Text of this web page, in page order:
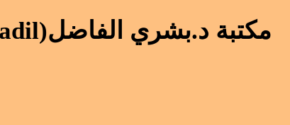
مكتبة د.بشري الفاضل(Bushra Elfadil)